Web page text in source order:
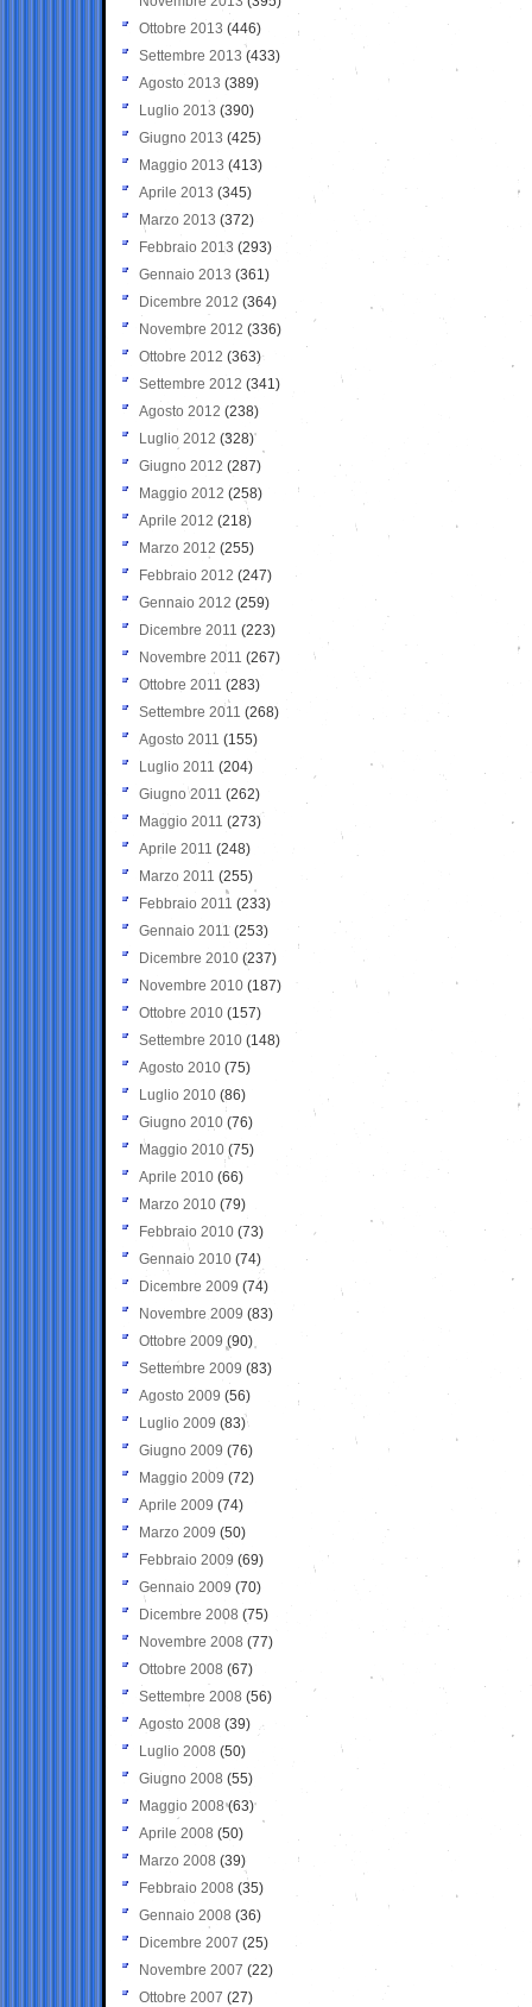
Ottobre 2013 (446)
Settembre 2013 (433)
Agosto 2013 (389)
Luglio 2013 (390)
Giugno 2013 (425)
Maggio 2013 (413)
Aprile 2013 (345)
Marzo 2013 (372)
Febbraio 2013 (293)
Gennaio 2013 (361)
Dicembre 2012 (364)
Novembre 2012 (336)
Ottobre 2012 (363)
Settembre 2012 (341)
Agosto 2012 (238)
Luglio 2012 (328)
Giugno 2012 (287)
Maggio 2012 (258)
Aprile 2012 (218)
Marzo 2012 (255)
Febbraio 2012 (247)
Gennaio 2012 (259)
Dicembre 2011 (223)
Novembre 2011 (267)
Ottobre 2011 (283)
Settembre 2011 (268)
Agosto 2011 (155)
Luglio 2011 (204)
Giugno 2011 (262)
Maggio 2011 (273)
Aprile 2011 (248)
Marzo 2011 (255)
Febbraio 2011 (233)
Gennaio 2011 (253)
Dicembre 2010 (237)
Novembre 2010 (187)
Ottobre 2010 (157)
Settembre 2010 (148)
Agosto 2010 (75)
Luglio 2010 (86)
Giugno 2010 (76)
Maggio 2010 (75)
Aprile 2010 (66)
Marzo 2010 (79)
Febbraio 2010 (73)
Gennaio 2010 (74)
Dicembre 2009 (74)
Novembre 2009 (83)
Ottobre 2009 (90)
Settembre 2009 (83)
Agosto 2009 (56)
Luglio 2009 (83)
Giugno 2009 (76)
Maggio 2009 (72)
Aprile 2009 (74)
Marzo 2009 (50)
Febbraio 2009 (69)
Gennaio 2009 (70)
Dicembre 2008 (75)
Novembre 2008 (77)
Ottobre 2008 (67)
Settembre 2008 (56)
Agosto 2008 (39)
Luglio 2008 (50)
Giugno 2008 (55)
Maggio 2008(63)
Aprile 2008 (50)
Marzo 2008 (39)
Febbraio 2008 (35)
Gennaio 2008 (36)
Dicembre 2007 (25)
Novembre 2007 (22)
Ottobre 2007 (27)